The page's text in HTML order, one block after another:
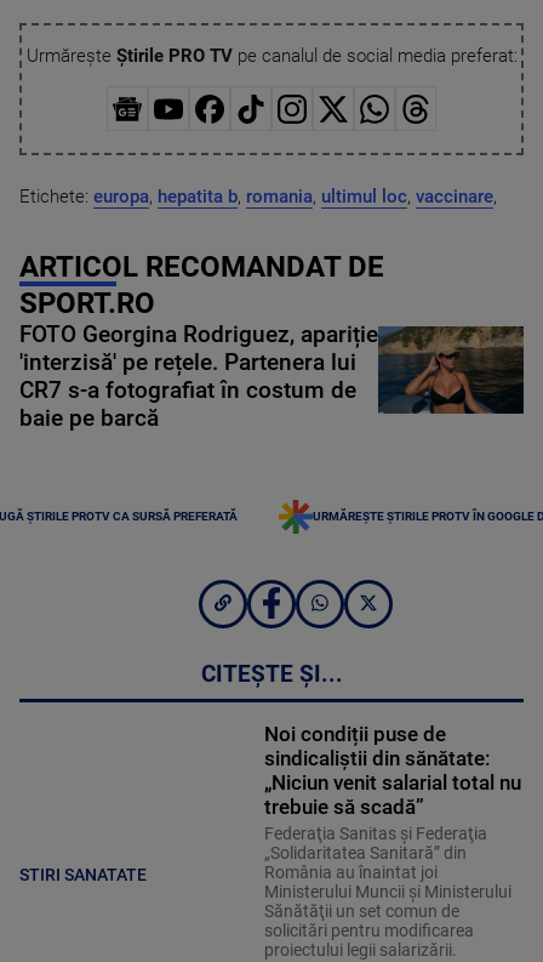
Urmărește Știrile PRO TVpe canalul de social media preferat:
Etichete: europa, hepatita b, romania, ultimul loc, vaccinare,
ARTICOL RECOMANDAT DE
SPORT.RO
FOTO Georgina Rodriguez, apariție
'interzisă' pe rețele. Partenera lui
CR7 s-a fotografiat în costum de
baie pe barcă
ȘTIRILE PROTV CA SURSĂ PREFERATĂ URMĂREȘTE ȘTIRILE PROTV ÎN GOOGLE
CITEȘTE ȘI...
STIRI SANATATE
Noi condiții puse de
sindicaliștii din sănătate:
„Niciun venit salarial total nu
trebuie să scadă”
Federaţia Sanitas şi Federaţia
„Solidaritatea Sanitară” din
România au înaintat joi
Ministerului Muncii şi Ministerului
Sănătăţii un set comun de
solicitări pentru modificarea
proiectului legii salarizării.